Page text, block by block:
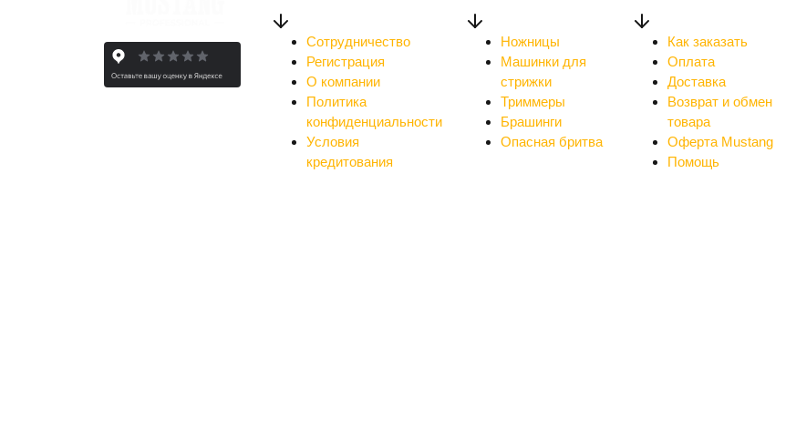
Сотрудничество
Регистрация
О компании
Политика
конфиденциальности
Условия
кредитования
Ножницы
Машинки для
стрижки
Триммеры
Брашинги
Опасная бритва
Как заказать
Оплата
Доставка
Возврат и обмен
товара
Оферта Mustang
Помощь